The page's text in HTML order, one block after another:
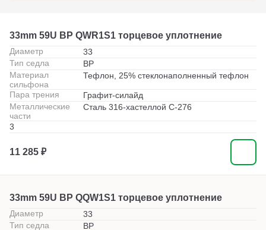
33mm 59U BP QWR1S1 торцевое уплотнение
Диаметр
33
Тип седла
BP
Материал
сильфона
Тефлон, 25% стеклонаполненный тефлон
Пара трения
Графит-силайд
Металлические
части
Сталь 316-хастеллой С-276
3
11 285 ₽
33mm 59U BP QQW1S1 торцевое уплотнение
Диаметр
33
Тип седла
BP